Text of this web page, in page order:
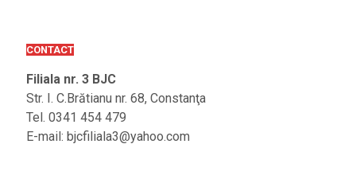
CONTACT
Filiala nr. 3 BJC
Str. I. C.Brătianu nr. 68, Constanţa
Tel. 0341 454 479
E-mail: bjcfiliala3@yahoo.com